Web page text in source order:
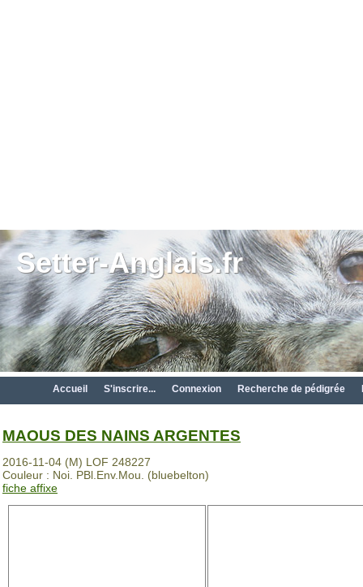
Setter-Anglais.fr
Accueil S'inscrire... Connexion Recherche de pédigrée
MAOUS DES NAINS ARGENTES
2016-11-04 (M) LOF 248227
Couleur : Noi. PBl.Env.Mou. (bluebelton)
fiche affixe